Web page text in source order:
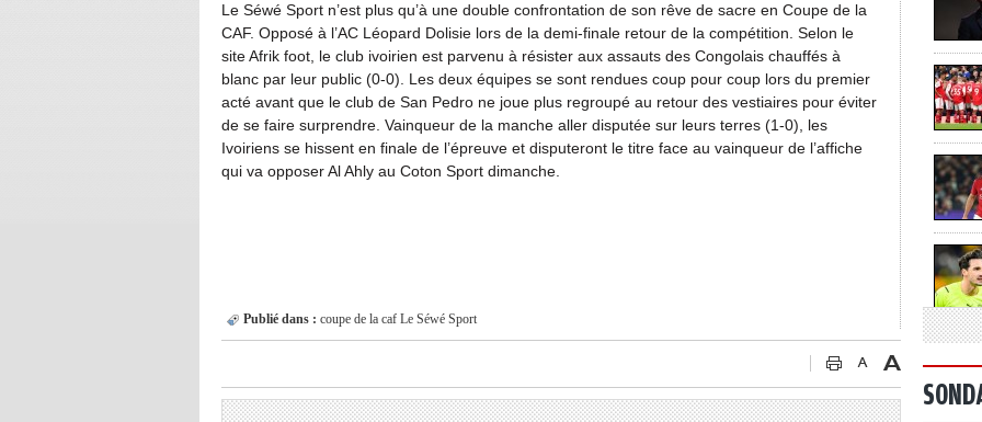
Le Séwé Sport n’est plus qu’à une double confrontation de son rêve de sacre en Coupe de la
CAF. Opposé à l’AC Léopard Dolisie lors de la demi-finale retour de la compétition. Selon le
site Afrik foot, le club ivoirien est parvenu à résister aux assauts des Congolais chauffés à
blanc par leur public (0-0). Les deux équipes se sont rendues coup pour coup lors du premier
acté avant que le club de San Pedro ne joue plus regroupé au retour des vestiaires pour éviter
de se faire surprendre. Vainqueur de la manche aller disputée sur leurs terres (1-0), les
Ivoiriens se hissent en finale de l’épreuve et disputeront le titre face au vainqueur de l’affiche
qui va opposer Al Ahly au Coton Sport dimanche.
Publié dans : coupe de la caf Le Séwé Sport